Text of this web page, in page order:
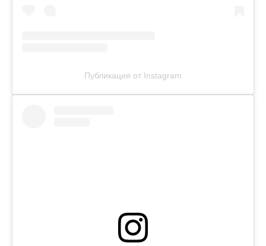
Публикация от Instagram